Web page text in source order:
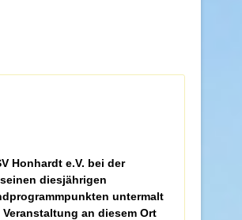
Honhardt e.V. bei der
diesjährigen
untermalt
an diesem Ort